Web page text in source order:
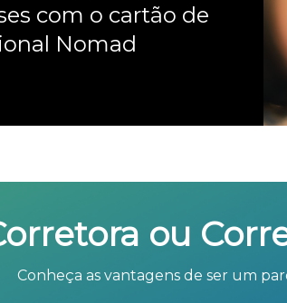
com o cartão de
Nomad
ou
Conheça as vantagens de ser um